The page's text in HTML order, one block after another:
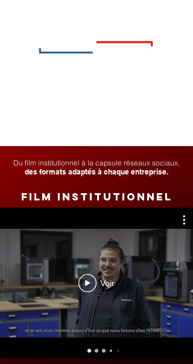
Du film institutionnel à la capsule réseaux sociaux,
des formats adaptés à chaque entreprise.
film institutionnel
Voir